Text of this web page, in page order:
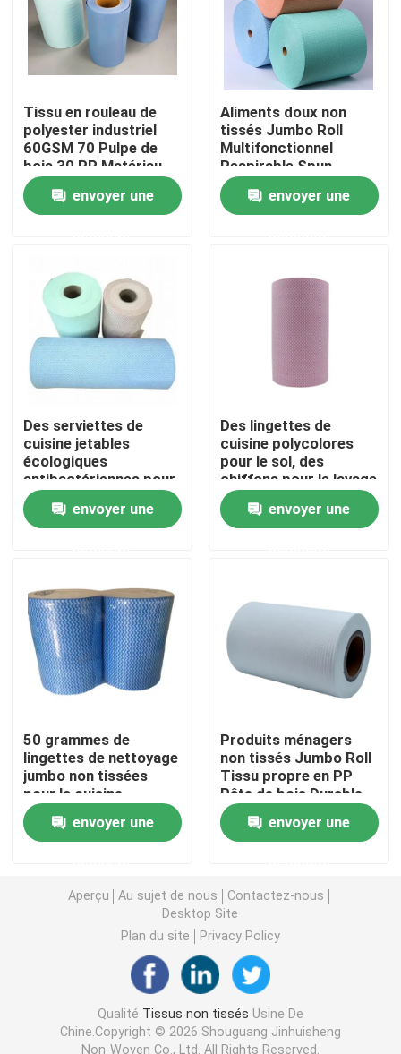
À la maison
Produits
Visite de l'usine
Contrôle de la qualité
Nous contacter
Nouvelles
Demandez un devis
Tissus non tissés
Rouleau jumbo non tissé
Nappe non-tissée
Tissu de nettoyage ménager
Chiffons de nettoyage de Spunlace
Chiffons de nettoyage jetables
Essuie-glaces pour les services alimentaires
Seringues de cuisine jetables
Tissu en rouleau de
polyester industriel
60GSM 70 Pulpe de
bois 30 PP Matériau
durable
envoyer une
Aliments doux non
tissés Jumbo Roll
Multifonctionnel
Respirable Spun
Bonded
envoyer une
Des serviettes de
cuisine jetables
écologiques
antibactériennes pour
le nettoyage des
hôpitauxenvoyer une
Des lingettes de
cuisine polycolores
pour le sol, des
chiffons pour le lavage
des voitures.
envoyer une
50 grammes de
lingettes de nettoyage
jumbo non tissées
pour la cuisine
envoyer une
Produits ménagers
non tissés Jumbo Roll
Tissu propre en PP
Pâte de bois Durable
envoyer une
Aperçu Au sujet de nous
Contactez-nous
Desktop Site
Plan du site
Privacy Policy
Qualité Tissus non tissés Usine De
Chine.Copyright © 2026 Shouguang Jinhuisheng
Non-Woven Co., Ltd. All Rights Reserved.